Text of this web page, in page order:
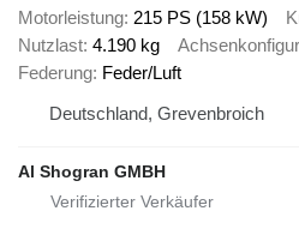
Motorleistung 215 PS (158 kW)
Nutzlast 4.190 kg
Federung Feder/Luft
Deutschland, Grevenbroich
Al Shogran GMBH